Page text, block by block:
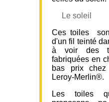
Le soleil
Ces toiles
d'un fil teinté
à voir des
fabriquées en
bas prix chez
Leroy-Merlin®.
Les toiles